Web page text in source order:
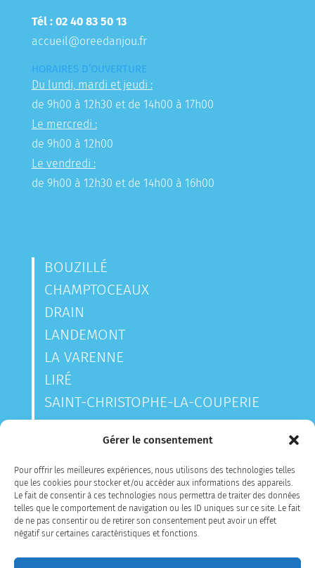
Gérer le consentement
Pour offrir les meilleures expériences, nous utilisons des technologies telles
que les cookies pour stocker et/ou accéder aux informations des appareils.
Le fait de consentir à ces technologies nous permettra de traiter des données
telles que le comportement de navigation ou les ID uniques sur ce site. Le fait
de ne pas consentir ou de retirer son consentement peut avoir un effet
négatif sur certaines caractéristiques et fonctions.
Tél : 02 40 83 50 13
accueil@oreedanjou.fr
HORAIRES D’OUVERTURE
Du lundi, mardi et jeudi :
de 9h00 à 12h30 et de 14h00 à 17h00
Le mercredi :
de 9h00 à 12h00
Le vendredi :
de 9h00 à 12h30 et de 14h00 à 16h00
BOUZILLÉ
CHAMPTOCEAUX
DRAIN
LANDEMONT
LA VARENNE
LIRÉ
SAINT-CHRISTOPHE-LA-COUPERIE
SAINT-LAURENT-DES-AUTELS
SAINT-SAUVEUR-DE-LANDEMONT
CONTACTEZ-NOUS